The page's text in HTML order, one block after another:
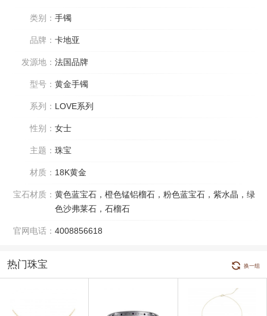
类别： 手镯
品牌： 卡地亚
发源地： 法国品牌
型号： 黄金手镯
系列： LOVE系列
性别： 女士
主题： 珠宝
材质： 18K黄金
宝石材质： 黄色蓝宝石，橙色锰铝榴石，粉色蓝宝石，紫水晶，绿
色沙弗莱石，石榴石
官网电话： 4008856618
热门珠宝 换一组